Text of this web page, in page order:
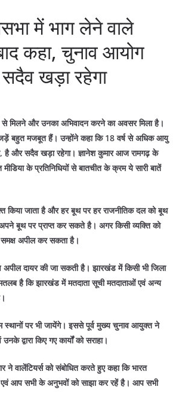
में भाग लेने वाले
कहा, चुनाव आयोग
खड़ा रहेगा
से मिलने और उनका अभिवादन करने का अवसर मिला है।
बहुत मजबूत हैं। उन्होंने कहा कि 18 वर्ष से अधिक आयु
है और सदैव खड़ा रहेगा। ज्ञानेश कुमार आज रामगढ़ के
के प्रतिनिधियों से बातचीत के क्रम ये सारी बातें
किया जाता है और हर बूथ पर हर राजनीतिक दल को बूथ
बूथ पर प्राप्त कर सकते है। अगर किसी व्यक्ति को
समक्ष अपील कर सकता है।
अपील दायर की जा सकती है। झारखंड में किसी भी जिला
है कि झारखंड में मतदाता सूची मतदाताओं एवं अन्य
स्थानों पर भी जायेंगे।इससे पूर्व मुख्य चुनाव आयुक्त ने
द्वारा किए गए कार्यों को सराहा।
ने वालेंटियर्स को संबोधित करते हुए कहा कि भारत
आप सभी के अनुभवों को साझा कर रहें है। आप सभी